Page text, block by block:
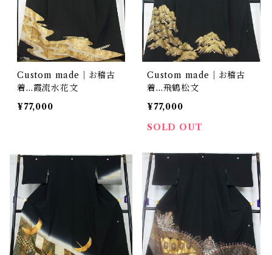
Custom made｜お稽古
着…霞流水花文
¥77,000
Custom made｜お稽古
着…飛鶴松文
¥77,000
SOLD OUT